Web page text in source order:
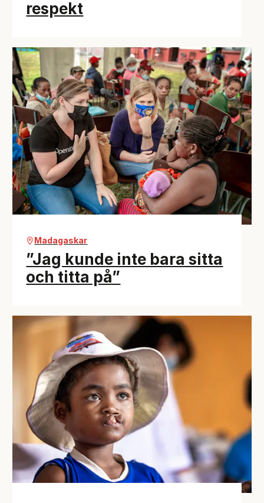
respekt
Madagaskar
”Jag kunde inte bara sitta
och titta på”